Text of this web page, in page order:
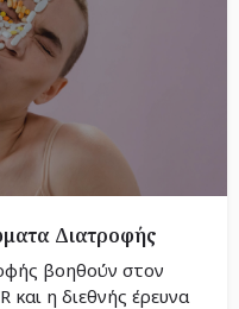
Διατροφής
βοηθούν στον
και η διεθνής έρευνα